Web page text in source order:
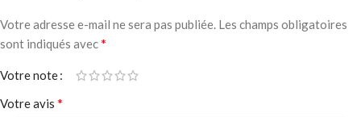
Votre adresse e-mail ne sera pas publiée. Les champs obligatoires
sont indiqués avec*
Votre note
Votre avis *